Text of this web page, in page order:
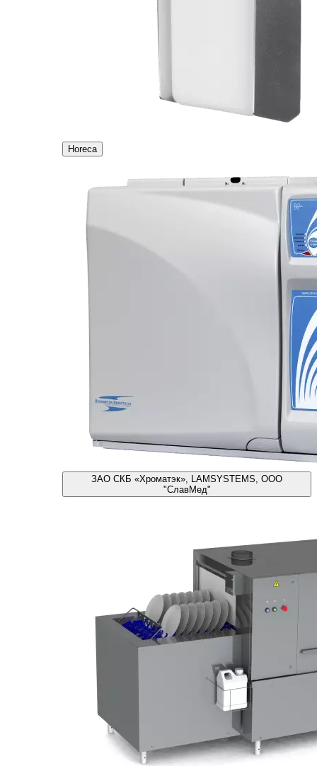
Horeca
ЗАО СКБ «Хроматэк», LAMSYSTEMS, ООО
"СлавМед"